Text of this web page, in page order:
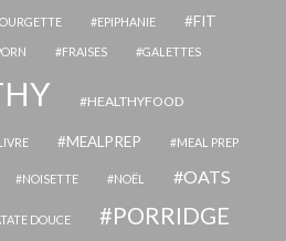
EPIPHANIE FIT
FRAISES GALETTES
HEALTHYFOOD
MEALPREP MEAL PREP
NOISETTE NOËL OATS
DOUCE PORRIDGE